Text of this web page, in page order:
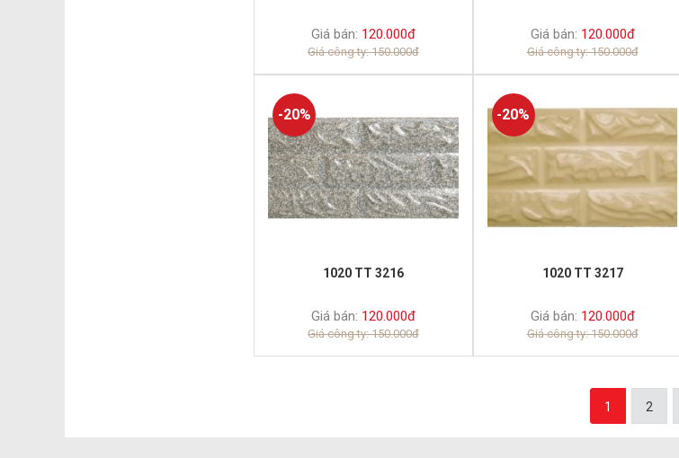
Giá bán: 120.000đ
Giá công ty: 150.000đ
Giá bán: 120.000đ
Giá công ty: 150.000đ
-20%
1020 TT 3216
Giá bán: 120.000đ
Giá công ty: 150.000đ
-20%
1020 TT 3217
Giá bán: 120.000đ
Giá công ty: 150.000đ
1 2